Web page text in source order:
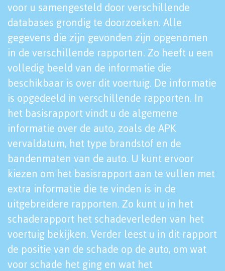
voor u samengesteld door verschillende
databases grondig te doorzoeken. Alle
gegevens die zijn gevonden zijn opgenomen
in de verschillende rapporten. Zo heeft u een
volledig beeld van de informatie die
beschikbaar is over dit voertuig. De informatie
is opgedeeld in verschillende rapporten. In
het basisrapport vindt u de algemene
informatie over de auto, zoals de APK
vervaldatum, het type brandstof en de
bandenmaten van de auto. U kunt ervoor
kiezen om het basisrapport aan te vullen met
extra informatie die te vinden is in de
uitgebreidere rapporten. Zo kunt u in het
schaderapport het schadeverleden van het
voertuig bekijken. Verder leest u in dit rapport
de positie van de schade op de auto, om wat
voor schade het ging en wat het